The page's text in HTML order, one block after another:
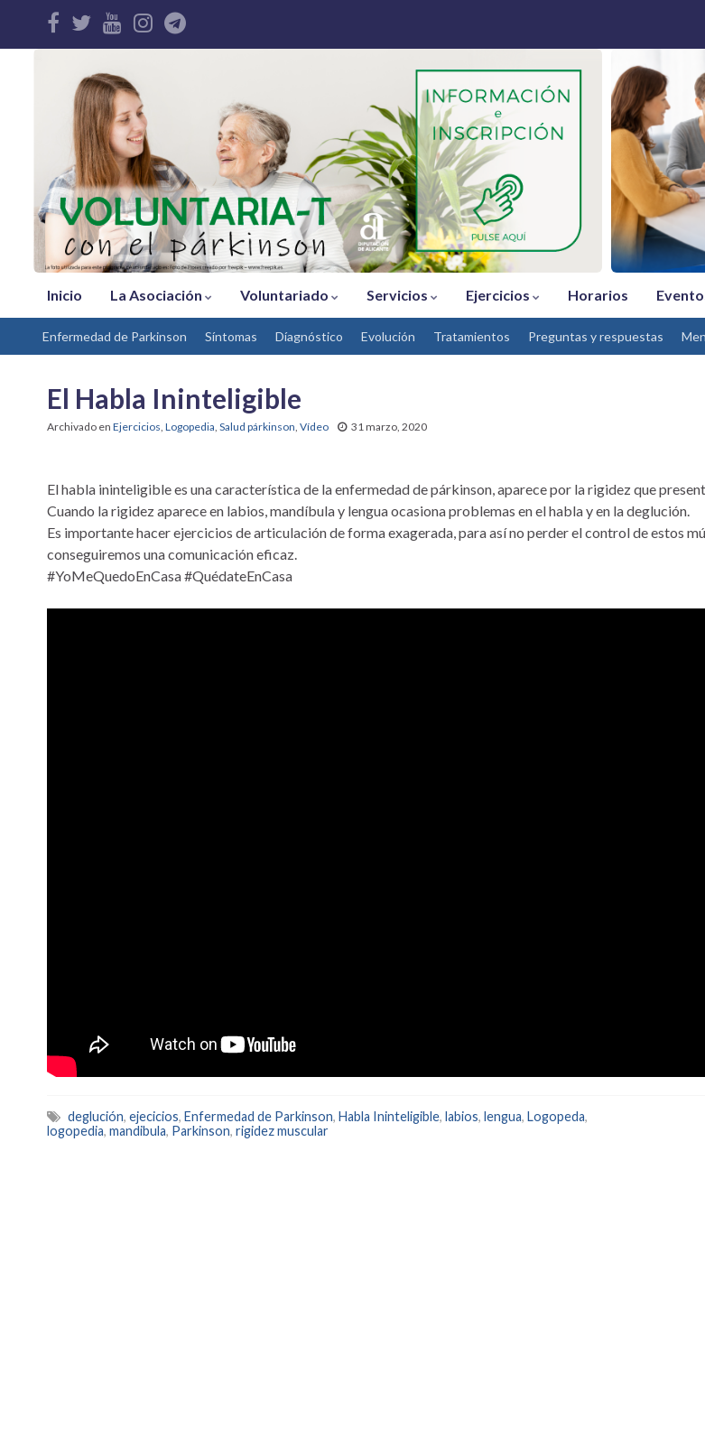
Inicio La Asociación Voluntariado Servicios Ejercicios Horarios
Enfermedad de Parkinson Síntomas Díagnóstico Evolución Tratamientos Preguntas y respuestas
El Habla Ininteligible
Archivado en Ejercicios, Logopedia, Salud párkinson, Vídeo 31 marzo, 2020
El habla ininteligible es una característica de la enfermedad de párkinson, aparece por la rigidez que
Cuando la rigidez aparece en labios, mandíbula y lengua ocasiona problemas en el habla y en la deglución.
Es importante hacer ejercicios de articulación de forma exagerada, para así no perder el control de estos
conseguiremos una comunicación eficaz.
#YoMeQuedoEnCasa #QuédateEnCasa
deglución, ejecicios, Enfermedad de Parkinson, Habla Ininteligible, labios, lengua, Logopeda,
logopedia, mandibula, Parkinson, rigidez muscular